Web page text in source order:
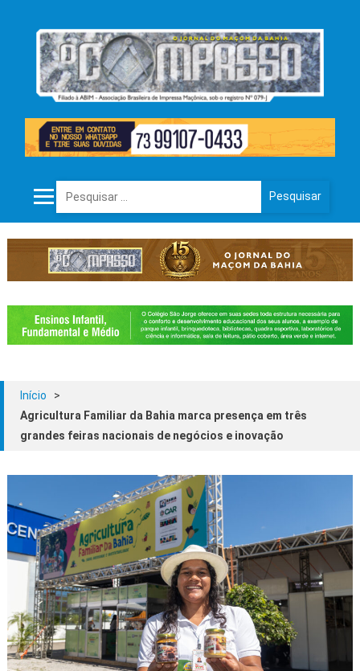
Pesquisar por:
Início
>
Agricultura Familiar da Bahia marca presença em três
grandes feiras nacionais de negócios e inovação